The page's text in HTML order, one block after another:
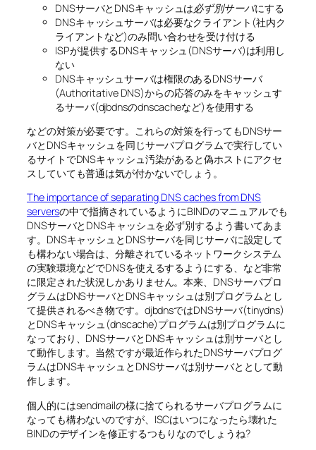
DNSサーバとDNSキャッシュは必ず別サーバにする
DNSキャッシュサーバは必要なクライアント(社内ク
ライアントなど)のみ問い合わせを受け付ける
ISPが提供するDNSキャッシュ(DNSサーバ)は利用し
ない
DNSキャッシュサーバは権限のあるDNSサーバ
(Authoritative DNS)からの応答のみをキャッシュす
るサーバ(djbdnsのdnscacheなど)を使用する
などの対策が必要です。これらの対策を行ってもDNSサー
バとDNSキャッシュを同じサーバプログラムで実行してい
るサイトでDNSキャッシュ汚染があると偽ホストにアクセ
スしていても普通は気が付かないでしょう。
The importance of separating DNS caches from DNS
serversの中で指摘されているようにBINDのマニュアルでも
DNSサーバとDNSキャッシュを必ず別するよう書いてあま
す。DNSキャッシュとDNSサーバを同じサーバに設定して
も構わない場合は、分離されているネットワークシステム
の実験環境などでDNSを使えるするようにする、など非常
に限定された状況しかありません。本来、DNSサーバプロ
グラムはDNSサーバとDNSキャッシュは別プログラムとし
て提供されるべき物です。djbdnsではDNSサーバ(tinydns)
とDNSキャッシュ(dnscache)プログラムは別プログラムに
なっており、DNSサーバとDNSキャッシュは別サーバとし
て動作します。当然ですが最近作られたDNSサーバプログ
ラムはDNSキャッシュとDNSサーバは別サーバととして動
作します。
個人的にはsendmailの様に捨てられるサーバプログラムに
なっても構わないのですが、ISCはいつになったら壊れた
BINDのデザインを修正するつもりなのでしょうね?